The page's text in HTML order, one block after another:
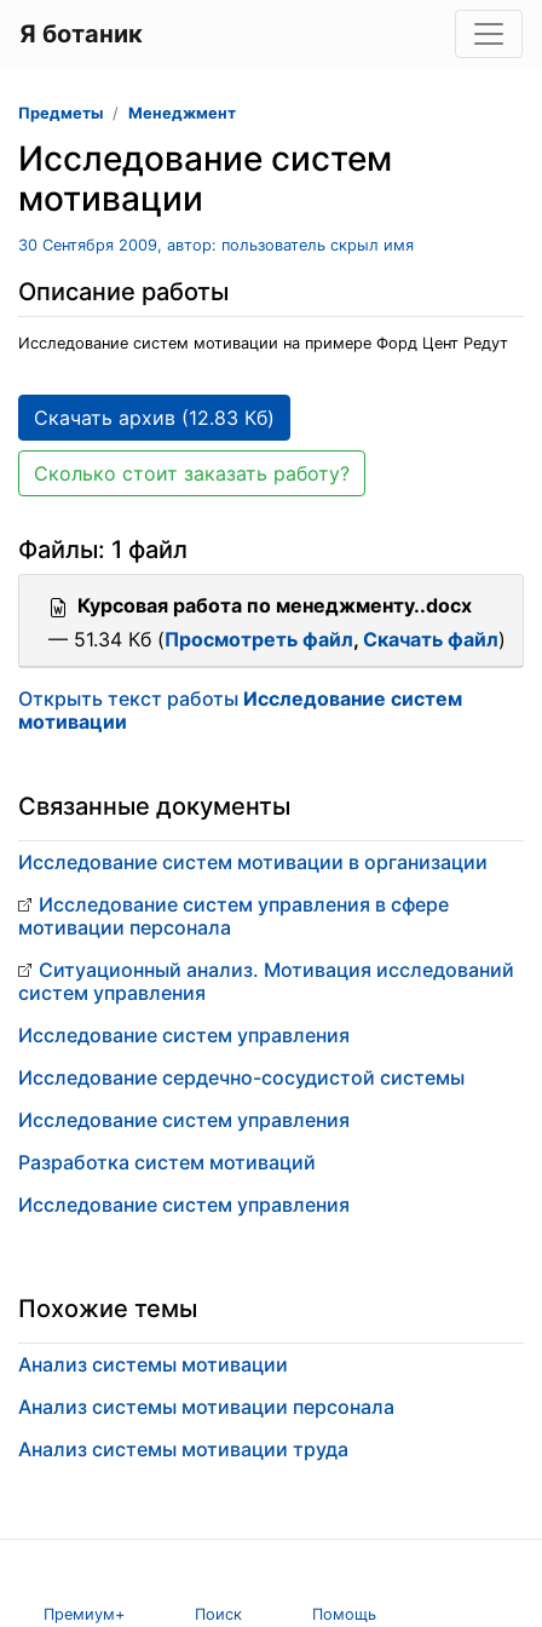
Я ботаник
Предметы Менеджмент
Исследование систем
мотивации
30 Сентября 2009, автор: пользователь скрыл имя
Описание работы
Исследование систем мотивации на примере Форд Цент Редут
Скачать архив (12.83 Кб)
Сколько стоит заказать работу?
Файлы: 1 файл
Курсовая работа по менеджменту..docx
— 51.34 Кб (Просмотреть файл, Скачать файл)
Открыть текст работы Исследование систем
мотивации
Связанные документы
Исследование систем мотивации в организации
Исследование систем управления в сфере
мотивации персонала
Ситуационный анализ. Мотивация исследований
систем управления
Исследование систем управления
Исследование сердечно-сосудистой системы
Исследование систем управления
Разработка систем мотиваций
Исследование систем управления
Похожие темы
Анализ системы мотивации
Анализ системы мотивации персонала
Анализ системы мотивации труда
Премиум+ Поиск Помощь